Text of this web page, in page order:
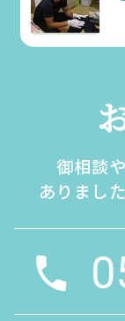
御相談
ありまし